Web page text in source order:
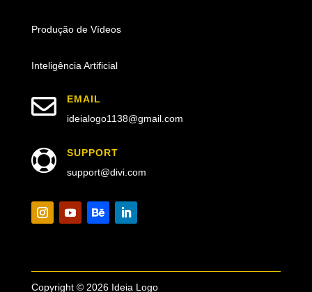
Produção de Vídeos
Inteligência Artificial

EMAIL
ideialogo1138@gmail.com

SUPPORT
support@divi.com
Copyright © 2026 Ideia Logo